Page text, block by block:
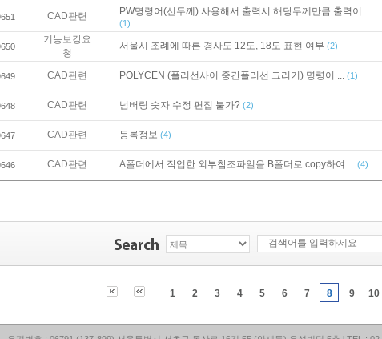
CAD관련 PW명령어(선두께) 사용해서 출력시 해당두께만큼 출력이 ...
(1)
기능보강요
청
서울시 조례에 따른 경사도 12도, 18도 표현 여부 (2)
CAD관련 POLYCEN (폴리선사이 중간폴리선 그리기) 명령어 ... (1)
CAD관련 넘버링 숫자 수정 편집 불가? (2)
CAD관련 등록정보 (4)
CAD관련 A폴더에서 작업한 외부참조파일을 B폴더로 copy하여 ... (4)
1 2 3 4 5 6 7 8 9 10